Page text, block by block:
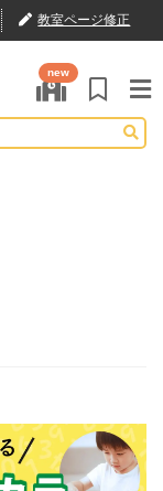
教室ページ修正
new